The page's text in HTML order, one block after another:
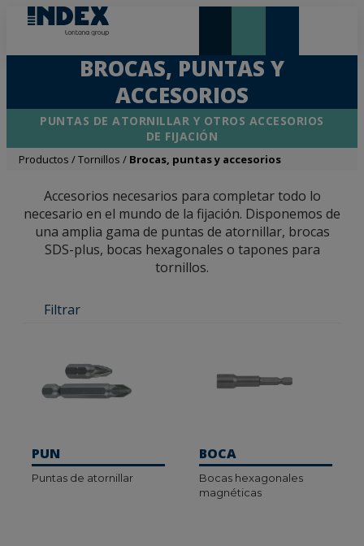
BROCAS, PUNTAS Y
ACCESORIOS
PUNTAS DE ATORNILLAR Y OTROS ACCESORIOS
DE FIJACIÓN
Productos /Tornillos / Brocas, puntas y accesorios
Accesorios necesarios para completar todo lo
necesario en el mundo de la fijación. Disponemos de
una amplia gama de puntas de atornillar, brocas
SDS-plus, bocas hexagonales o tapones para
tornillos.
Filtrar
PUN
Puntas de atornillar
BOCA
Bocas hexagonales
magnéticas